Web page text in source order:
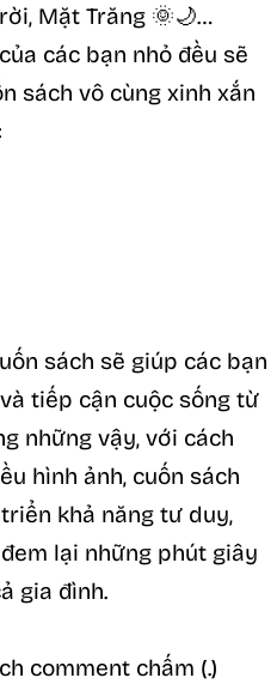
Mặt Trăng 🌞🌙…
các bạn nhỏ đều sẽ
sách vô cùng xinh xắn
sách sẽ giúp các bạn
tiếp cận cuộc sống từ
những vậy, với cách
hình ảnh, cuốn sách
khả năng tư duy,
lại những phút giây
gia đình.
comment chấm (.)